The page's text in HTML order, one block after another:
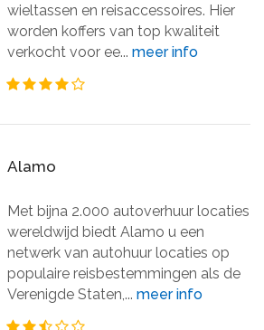
wieltassen en reisaccessoires. Hier
worden koffers van top kwaliteit
verkocht voor ee...meer info
Alamo
Met bijna 2.000 autoverhuur locaties
wereldwijd biedt Alamo u een
netwerk van autohuur locaties op
populaire reisbestemmingen als de
Verenigde Staten,...meer info